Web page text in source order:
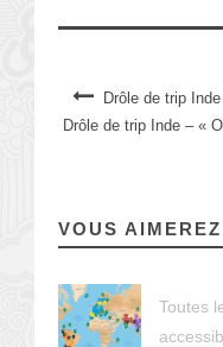
Drôle de trip
Drôle de trip Inde – «
VOUS
Toutes